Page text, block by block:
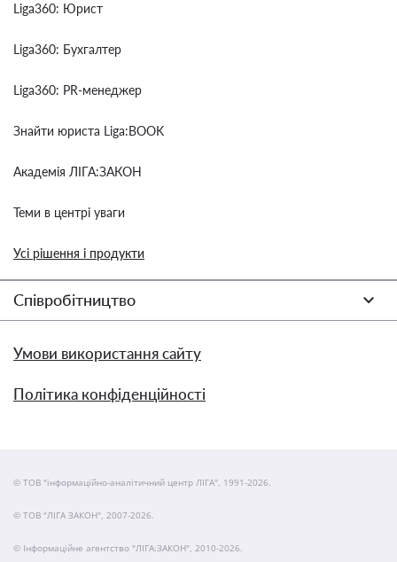
Liga360: Юрист
Liga360: Бухгалтер
Liga360: PR-менеджер
Знайти юриста Liga:BOOK
Академія ЛІГА:ЗАКОН
Теми в центрі уваги
Усі рішення і продукти
Співробітництво
Умови використання сайту
Політика конфіденційності
© ТОВ "інформаційно-аналітичний центр ЛІГА", 1991-2026.
© ТОВ "ЛІГА ЗАКОН", 2007-2026.
© Інформаційне агентство "ЛІГА:ЗАКОН", 2010-2026.